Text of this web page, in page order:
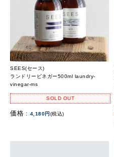
SEES(セース)
ランドリービネガー500ml laundry-
vinegar-ms
SOLD OUT
価格 : 4,180円 (税込)